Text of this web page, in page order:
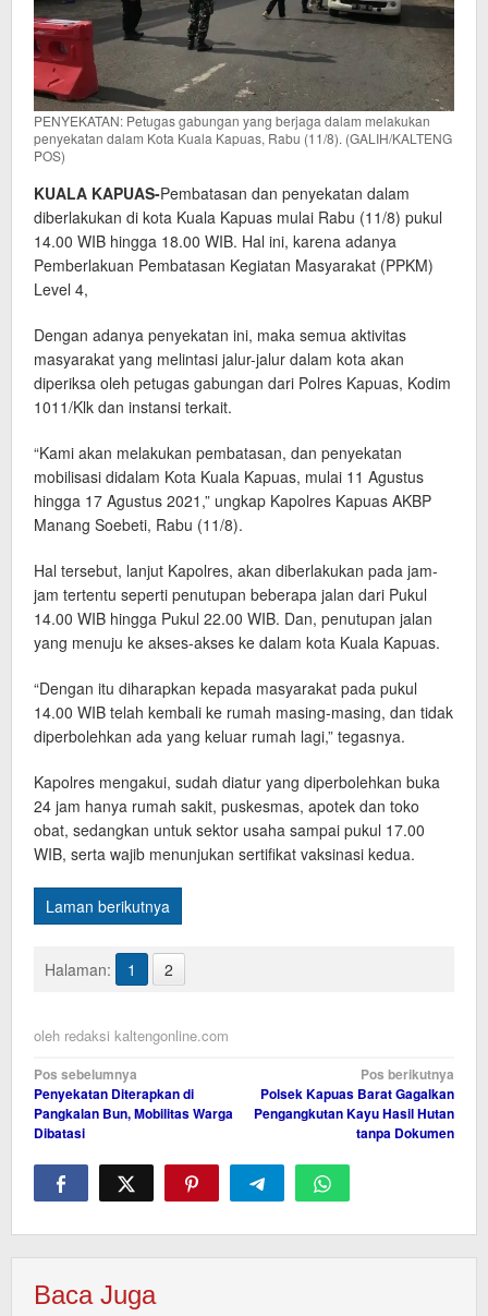
PENYEKATAN: Petugas gabungan yang berjaga dalam melakukan
penyekatan dalam Kota Kuala Kapuas, Rabu (11/8). (GALIH/KALTENG
POS)
KUALA KAPUAS-Pembatasan dan penyekatan dalam
diberlakukan di kota Kuala Kapuas mulai Rabu (11/8) pukul
14.00 WIB hingga 18.00 WIB. Hal ini, karena adanya
Pemberlakuan Pembatasan Kegiatan Masyarakat (PPKM)
Level 4,
Dengan adanya penyekatan ini, maka semua aktivitas
masyarakat yang melintasi jalur-jalur dalam kota akan
diperiksa oleh petugas gabungan dari Polres Kapuas, Kodim
1011/Klk dan instansi terkait.
“Kami akan melakukan pembatasan, dan penyekatan
mobilisasi didalam Kota Kuala Kapuas, mulai 11 Agustus
hingga 17 Agustus 2021,” ungkap Kapolres Kapuas AKBP
Manang Soebeti, Rabu (11/8).
Hal tersebut, lanjut Kapolres, akan diberlakukan pada jam-
jam tertentu seperti penutupan beberapa jalan dari Pukul
14.00 WIB hingga Pukul 22.00 WIB. Dan, penutupan jalan
yang menuju ke akses-akses ke dalam kota Kuala Kapuas.
“Dengan itu diharapkan kepada masyarakat pada pukul
14.00 WIB telah kembali ke rumah masing-masing, dan tidak
diperbolehkan ada yang keluar rumah lagi,” tegasnya.
Kapolres mengakui, sudah diatur yang diperbolehkan buka
24 jam hanya rumah sakit, puskesmas, apotek dan toko
obat, sedangkan untuk sektor usaha sampai pukul 17.00
WIB, serta wajib menunjukan sertifikat vaksinasi kedua.
Laman berikutnya
Halaman: 1 2
oleh redaksi kaltengonline.com
Navigasi
pos
Pos sebelumnya
Penyekatan Diterapkan di
Pangkalan Bun, Mobilitas Warga
Dibatasi
Pos berikutnya
Polsek Kapuas Barat Gagalkan
Pengangkutan Kayu Hasil Hutan
tanpa Dokumen
Baca Juga